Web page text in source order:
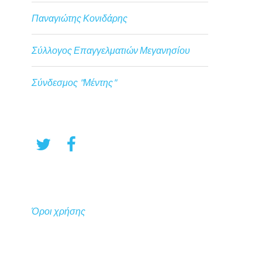
Παναγιώτης Κονιδάρης
Σύλλογος Επαγγελματιών Μεγανησίου
Σύνδεσμος "Μέντης"
Όροι χρήσης